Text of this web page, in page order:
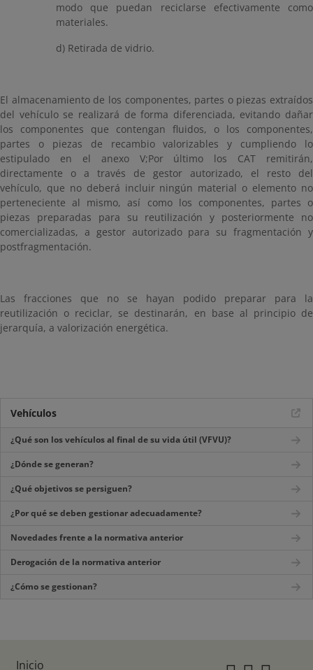
modo que puedan reciclarse efectivamente como
materiales.
d) Retirada de vidrio.
El almacenamiento de los componentes, partes o piezas extraídos
del vehículo se realizará de forma diferenciada, evitando dañar
los componentes que contengan fluidos, o los componentes,
partes o piezas de recambio valorizables y cumpliendo lo
estipulado en el anexo V;Por último los CAT remitirán,
directamente o a través de gestor autorizado, el resto del
vehículo, que no deberá incluir ningún material o elemento no
perteneciente al mismo, así como los componentes, partes o
piezas preparadas para su reutilización y posteriormente no
comercializadas, a gestor autorizado para su fragmentación y
postfragmentación.
Las fracciones que no se hayan podido preparar para la
reutilización o reciclar, se destinarán, en base al principio de
jerarquía, a valorización energética.
Vehículos
¿Qué son los vehículos al final de su vida útil (VFVU)?
¿Dónde se generan?
¿Qué objetivos se persiguen?
¿Por qué se deben gestionar adecuadamente?
Novedades frente a la normativa anterior
Derogación de la normativa anterior
¿Cómo se gestionan?
Inicio